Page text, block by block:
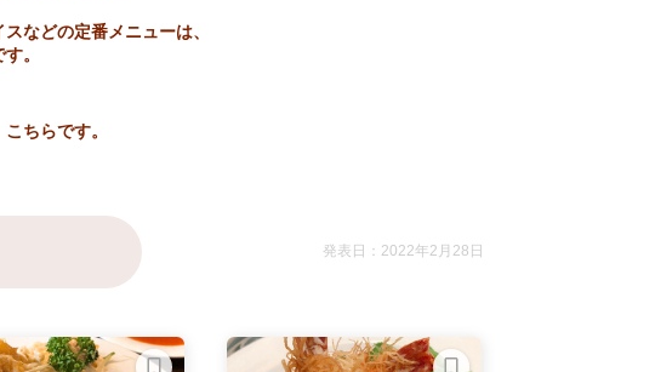
などの定番メニューは、
。
ちらです。
発表日：2022年2月28日